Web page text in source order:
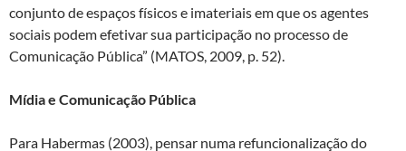
conjunto de espaços físicos e imateriais em que os agentes
sociais podem efetivar sua participação no processo de
Comunicação Pública” (MATOS, 2009, p. 52).
Mídia e Comunicação Pública
Para Habermas (2003), pensar numa refuncionalização do